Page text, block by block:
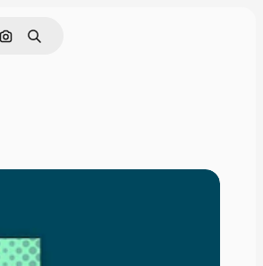
Pesquisar por imagem
Buscar